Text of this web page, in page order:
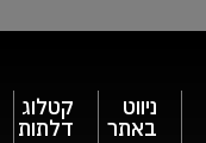
ניווט
באתר
קטלוג
דלתות